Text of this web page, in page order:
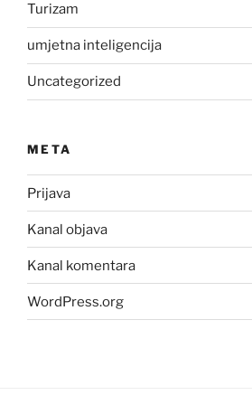
Turizam
umjetna inteligencija
Uncategorized
META
Prijava
Kanal objava
Kanal komentara
WordPress.org